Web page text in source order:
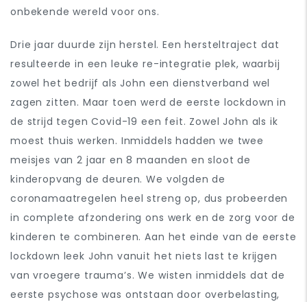
onbekende wereld voor ons.
Drie jaar duurde zijn herstel. Een hersteltraject dat
resulteerde in een leuke re-integratie plek, waarbij
zowel het bedrijf als John een dienstverband wel
zagen zitten. Maar toen werd de eerste lockdown in
de strijd tegen Covid-19 een feit. Zowel John als ik
moest thuis werken. Inmiddels hadden we twee
meisjes van 2 jaar en 8 maanden en sloot de
kinderopvang de deuren. We volgden de
coronamaatregelen heel streng op, dus probeerden
in complete afzondering ons werk en de zorg voor de
kinderen te combineren. Aan het einde van de eerste
lockdown leek John vanuit het niets last te krijgen
van vroegere trauma’s. We wisten inmiddels dat de
eerste psychose was ontstaan door overbelasting,